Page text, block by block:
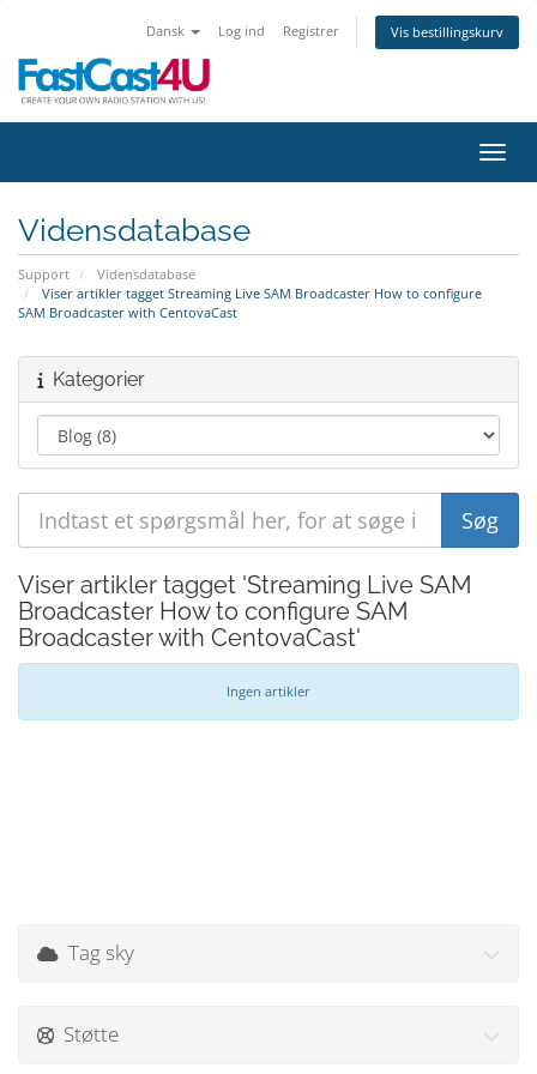
Dansk Log ind Registrer Vis bestillingskurv
Skift
Vidensdatabase
Support
Vidensdatabase
Viser artikler tagget Streaming Live SAM Broadcaster How to configure
SAM Broadcaster with CentovaCast
Kategorier
Viser artikler tagget 'Streaming Live SAM
Broadcaster How to configure SAM
Broadcaster with CentovaCast'
Ingen artikler
Tag sky
Støtte